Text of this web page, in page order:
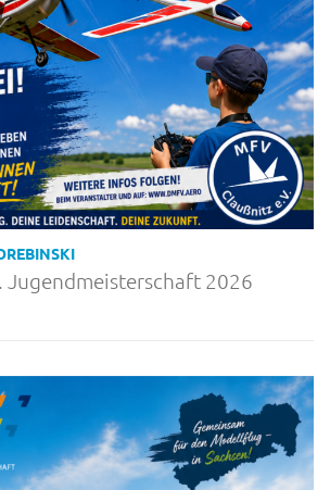
Jugendmeisterschaft 2026